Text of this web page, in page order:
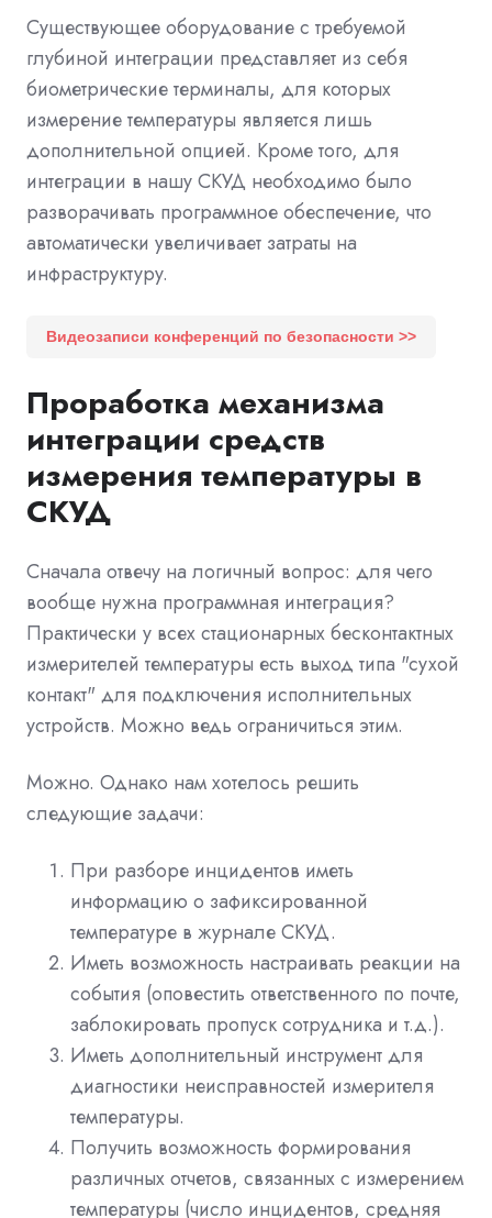
Существующее оборудование с требуемой
глубиной интеграции представляет из себя
биометрические терминалы, для которых
измерение температуры является лишь
дополнительной опцией. Кроме того, для
интеграции в нашу СКУД необходимо было
разворачивать программное обеспечение, что
автоматически увеличивает затраты на
инфраструктуру.
Видеозаписи конференций по безопасности >>
Проработка механизма
интеграции средств
измерения температуры в
СКУД
Сначала отвечу на логичный вопрос: для чего
вообще нужна программная интеграция?
Практически у всех стационарных бесконтактных
измерителей температуры есть выход типа "сухой
контакт" для подключения исполнительных
устройств. Можно ведь ограничиться этим.
Можно. Однако нам хотелось решить
следующие задачи:
При разборе инцидентов иметь
информацию о зафиксированной
температуре в журнале СКУД.
Иметь возможность настраивать реакции на
события (оповестить ответственного по почте,
заблокировать пропуск сотрудника и т.д.).
Иметь дополнительный инструмент для
диагностики неисправностей измерителя
температуры.
Получить возможность формирования
различных отчетов, связанных с измерением
температуры (число инцидентов, средняя